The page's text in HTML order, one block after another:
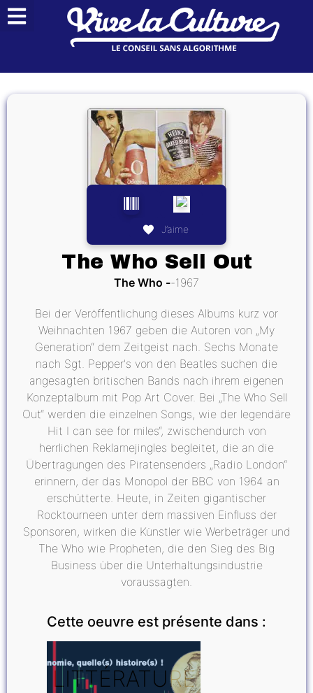
J’aime
The Who Sell Out
The Who 1967
Bei der Veröffentlichung dieses Albums kurz vor
Weihnachten 1967 geben die Autoren von „My
Generation“ dem Zeitgeist nach. Sechs Monate
nach Sgt. Pepper's von den Beatles suchen die
angesagten britischen Bands nach ihrem eigenen
Konzeptalbum mit Pop Art Cover. Bei „The Who Sell
Out“ werden die einzelnen Songs, wie der legendäre
Hit I can see for miles“, zwischendurch von
herrlichen Reklamejingles begleitet, die an die
Übertragungen des Piratensenders „Radio London“
erinnern, der das Monopol der BBC von 1964 an
erschütterte. Heute, in Zeiten gigantischer
Rocktourneen unter dem massiven Einfluss der
Sponsoren, wirken die Künstler wie Werbeträger und
The Who wie Propheten, die den Sieg des Big
Business über die Unterhaltungsindustrie
voraussagten.
Cette oeuvre est présente dans :
LITTÉRATURE